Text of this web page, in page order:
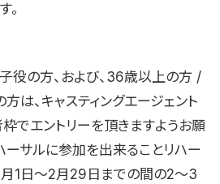
。
役の方、および、36歳以上の方 /
は、キャスティングエージェント
でエントリーを頂きますようお願
ーサルに参加を出来ることリハー
1日〜2月29日までの間の2〜3